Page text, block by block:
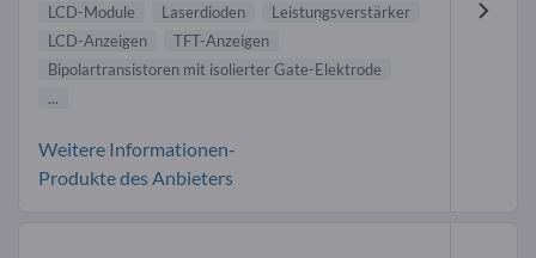
LCD-Module Laserdioden
Leistungsverstärker
LCD-Anzeigen
TFT-Anzeigen
Bipolartransistoren mit isolierter Gate-Elektrode
...
Weitere Informationen-
Produkte des Anbieters